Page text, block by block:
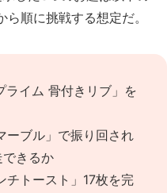
順に挑戦する想定だ。
ライム 骨付きリブ」を
ーブル」で振り回され
きるか
チトースト」17枚を完